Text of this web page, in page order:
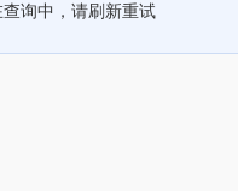
查询中，请刷新重试